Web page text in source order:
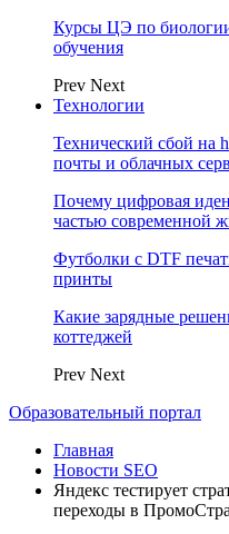
Курсы ЦЭ по
обучения
Prev Next
Технологии
Технический сбой на
почты и облачных
Почему цифровая
частью современной
Футболки с DTF
принты
Какие зарядные
коттеджей
Prev Next
Образовательный портал
Главная
Новости SEO
Яндекс тестирует
переходы в